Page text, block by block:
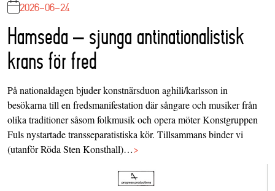
2026-06-24
Hamseda – sjunga antinationalistisk
krans för fred
På nationaldagen bjuder konstnärsduon aghili/karlsson in
besökarna till en fredsmanifestation där sångare och musiker från
olika traditioner såsom folkmusik och opera möter Konstgruppen
Fuls nystartade transseparatistiska kör. Tillsammans binder vi
(utanför Röda Sten Konsthall)…>